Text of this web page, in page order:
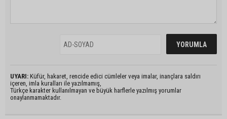
UYARI: Küfür, hakaret, rencide edici cümleler veya imalar, inançlara saldırı
içeren, imla kuralları ile yazılmamış,
Türkçe karakter kullanılmayan ve büyük harflerle yazılmış yorumlar
onaylanmamaktadır.